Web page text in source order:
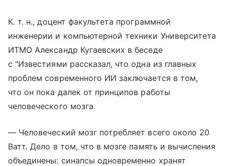
К. т. н., доцент факультета программной
инженерии и компьютерной техники Университета
ИТМО Александр Кугаевских в беседе
с "Известиями рассказал, что одна из главных
проблем современного ИИ заключается в том,
что он пока далек от принципов работы
человеческого мозга.
— Человеческий мозг потребляет всего около 20
Ватт. Дело в том, что в мозге память и вычисления
объединены: синапсы одновременно хранят